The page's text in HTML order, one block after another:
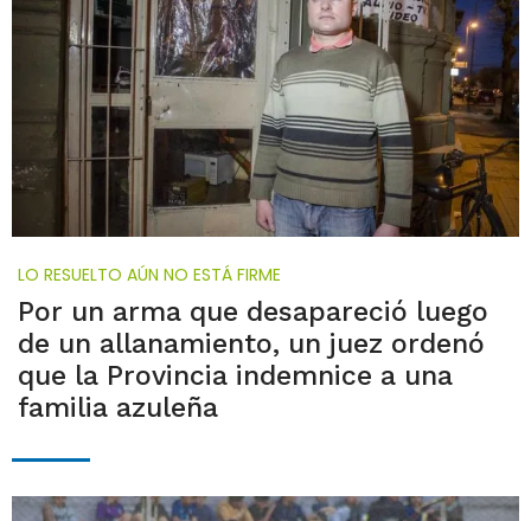
LO RESUELTO AÚN NO ESTÁ FIRME
Por un arma que desapareció luego
de un allanamiento, un juez ordenó
que la Provincia indemnice a una
familia azuleña